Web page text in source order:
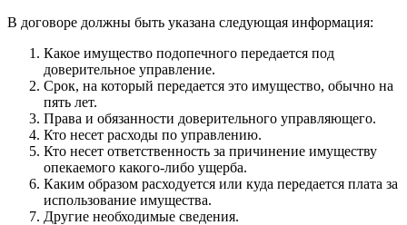
В договоре должны быть указана следующая информация:
Какое имущество подопечного передается под
доверительное управление.
Срок, на который передается это имущество, обычно на
пять лет.
Права и обязанности доверительного управляющего.
Кто несет расходы по управлению.
Кто несет ответственность за причинение имуществу
опекаемого какого-либо ущерба.
Каким образом расходуется или куда передается плата за
использование имущества.
Другие необходимые сведения.